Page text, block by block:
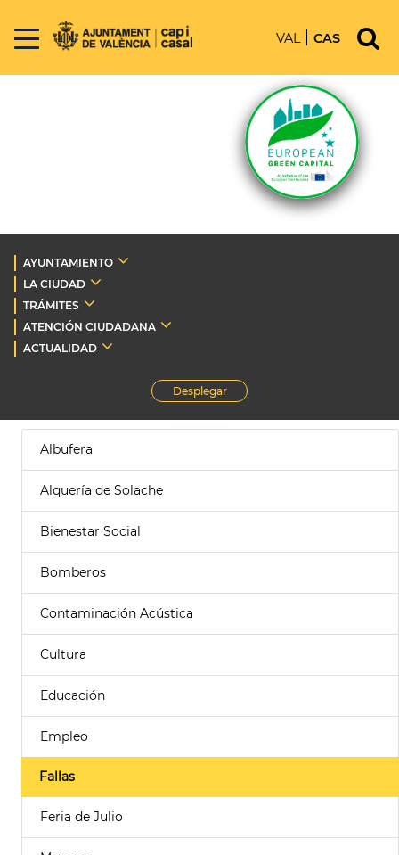
VAL CAS
AYUNTAMIENTO
LA CIUDAD
TRÁMITES
ATENCIÓN CIUDADANA
ACTUALIDAD
Desplegar
Albufera
Alquería de Solache
Bienestar Social
Bomberos
Contaminación Acústica
Cultura
Educación
Empleo
Fallas
Feria de Julio